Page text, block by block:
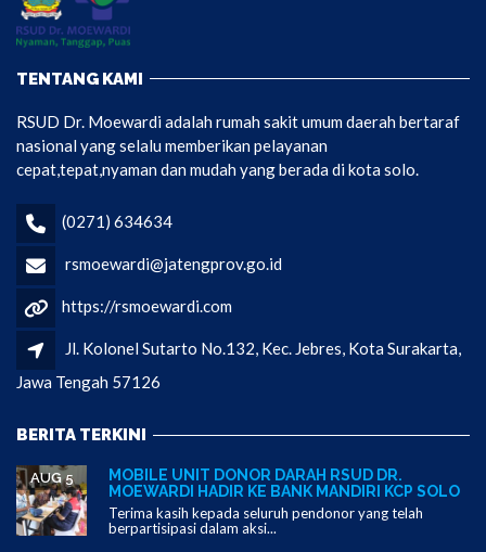
TENTANG KAMI
RSUD Dr. Moewardi adalah rumah sakit umum daerah bertaraf
nasional yang selalu memberikan pelayanan
cepat,tepat,nyaman dan mudah yang berada di kota solo.
(0271) 634634
rsmoewardi@jatengprov.go.id
https://rsmoewardi.com
Jl. Kolonel Sutarto No.132, Kec. Jebres, Kota Surakarta,
Jawa Tengah 57126
BERITA TERKINI
MOBILE UNIT DONOR DARAH RSUD DR.
MOEWARDI HADIR KE BANK MANDIRI KCP SOLO
AUG 5
Terima kasih kepada seluruh pendonor yang telah
berpartisipasi dalam aksi...